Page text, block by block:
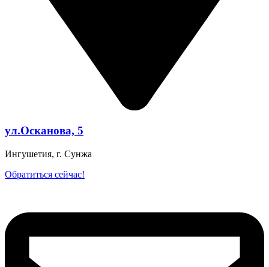
ул.Осканова, 5
Ингушетия, г. Сунжа
Обратиться сейчас!